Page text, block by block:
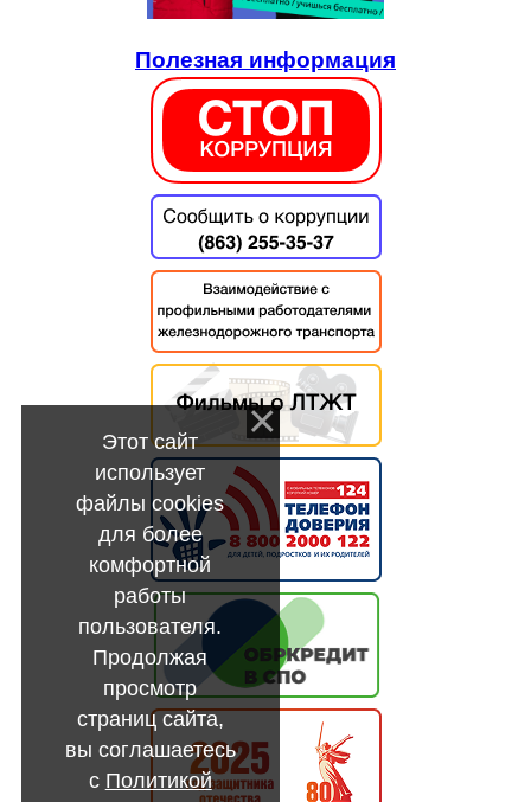
Полезная информация
Этот сайт
использует
файлы cookies
для более
комфортной
работы
пользователя.
Продолжая
просмотр
страниц сайта,
вы соглашаетесь
с Политикой